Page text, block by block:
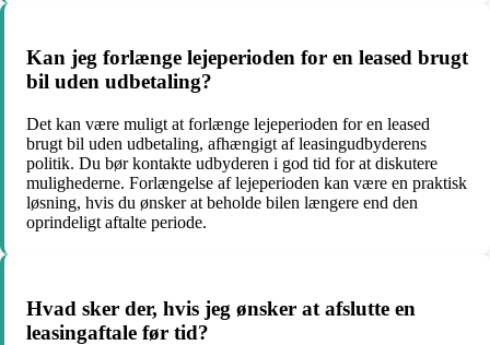
Kan jeg forlænge lejeperioden for en leased brugt
bil uden udbetaling?
Det kan være muligt at forlænge lejeperioden for en leased
brugt bil uden udbetaling, afhængigt af leasingudbyderens
politik. Du bør kontakte udbyderen i god tid for at diskutere
mulighederne. Forlængelse af lejeperioden kan være en praktisk
løsning, hvis du ønsker at beholde bilen længere end den
oprindeligt aftalte periode.
Hvad sker der, hvis jeg ønsker at afslutte en
leasingaftale før tid?